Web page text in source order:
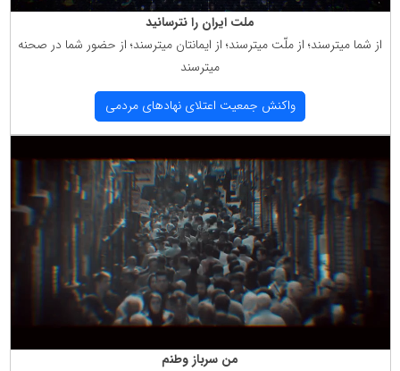
ملت ایران را نترسانید
از شما میترسند؛ از ملّت میترسند؛ از ایمانتان میترسند؛ از حضور شما در صحنه
میترسند
واكنش جمعیت اعتلای نهادهای مردمی
من سرباز وطنم